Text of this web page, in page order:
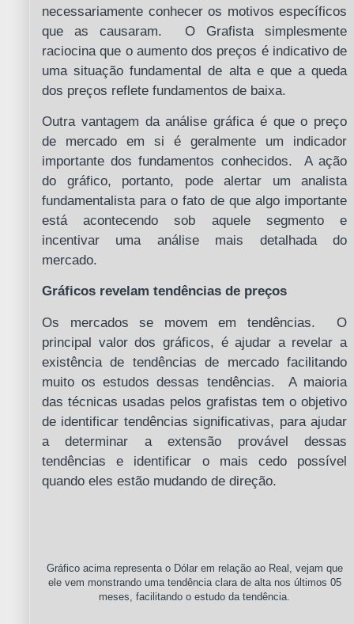
necessariamente conhecer os motivos específicos
que as causaram. O Grafista simplesmente
raciocina que o aumento dos preços é indicativo de
uma situação fundamental de alta e que a queda
dos preços reflete fundamentos de baixa.
Outra vantagem da análise gráfica é que o preço
de mercado em si é geralmente um indicador
importante dos fundamentos conhecidos. A ação
do gráfico, portanto, pode alertar um analista
fundamentalista para o fato de que algo importante
está acontecendo sob aquele segmento e
incentivar uma análise mais detalhada do
mercado.
Gráficos revelam tendências de preços
Os mercados se movem em tendências. O
principal valor dos gráficos, é ajudar a revelar a
existência de tendências de mercado facilitando
muito os estudos dessas tendências. A maioria
das técnicas usadas pelos grafistas tem o objetivo
de identificar tendências significativas, para ajudar
a determinar a extensão provável dessas
tendências e identificar o mais cedo possível
quando eles estão mudando de direção.
Gráfico acima representa o Dólar em relação ao Real, vejam que
ele vem monstrando uma tendência clara de alta nos últimos 05
meses, facilitando o estudo da tendência.